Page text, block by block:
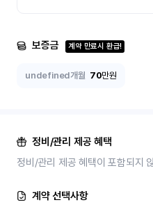
보증금 계약 만료시 환급!
undefined개월 70만원
정비/관리 제공 혜택
정비/관리 제공 혜택이 포함되지
계약 선택사항